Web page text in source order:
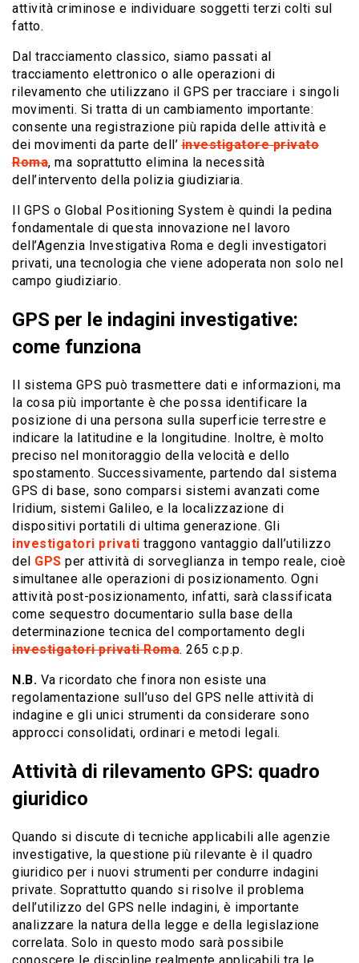
attività criminose e individuare soggetti terzi colti sul
fatto.
Dal tracciamento classico, siamo passati al
tracciamento elettronico o alle operazioni di
rilevamento che utilizzano il GPS per tracciare i singoli
movimenti. Si tratta di un cambiamento importante:
consente una registrazione più rapida delle attività e
dei movimenti da parte dell’investigatore privato
Roma, ma soprattutto elimina la necessità
dell’intervento della polizia giudiziaria.
Il GPS o Global Positioning System è quindi la pedina
fondamentale di questa innovazione nel lavoro
dell’Agenzia Investigativa Roma e degli investigatori
privati, una tecnologia che viene adoperata non solo nel
campo giudiziario.
GPS per le indagini investigative:
come funziona
Il sistema GPS può trasmettere dati e informazioni, ma
la cosa più importante è che possa identificare la
posizione di una persona sulla superficie terrestre e
indicare la latitudine e la longitudine. Inoltre, è molto
preciso nel monitoraggio della velocità e dello
spostamento. Successivamente, partendo dal sistema
GPS di base, sono comparsi sistemi avanzati come
Iridium, sistemi Galileo, e la localizzazione di
dispositivi portatili di ultima generazione. Gli
investigatori privati ​​traggono vantaggio dall’utilizzo
del GPS per attività di sorveglianza in tempo reale, cioè
simultanee alle operazioni di posizionamento. Ogni
attività post-posizionamento, infatti, sarà classificata
come sequestro documentario sulla base della
determinazione tecnica del comportamento degli
investigatori privati Roma. 265 c.p.p.
N.B. Va ricordato che finora non esiste una
regolamentazione sull’uso del GPS nelle attività di
indagine e gli unici strumenti da considerare sono
approcci consolidati, ordinari e metodi legali.
Attività di rilevamento GPS: quadro
giuridico
Quando si discute di tecniche applicabili alle agenzie
investigative, la questione più rilevante è il quadro
giuridico per i nuovi strumenti per condurre indagini
private. Soprattutto quando si risolve il problema
dell’utilizzo del GPS nelle indagini, è importante
analizzare la natura della legge e della legislazione
correlata. Solo in questo modo sarà possibile